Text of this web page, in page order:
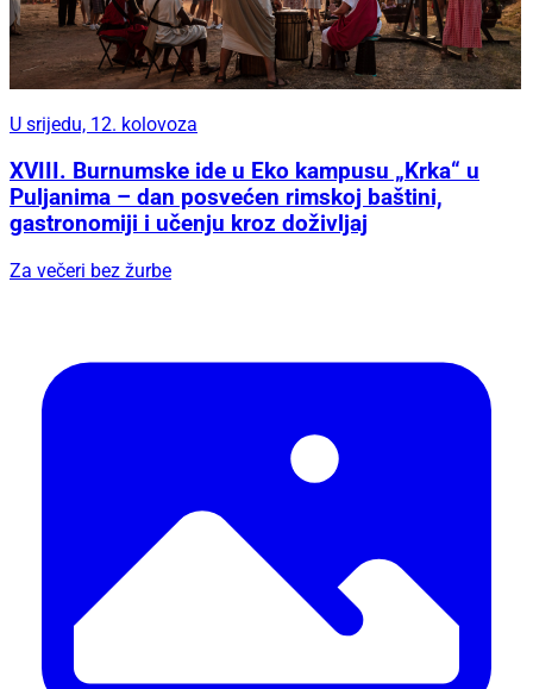
U srijedu, 12. kolovoza
XVIII. Burnumske ide u Eko kampusu „Krka“ u
Puljanima – dan posvećen rimskoj baštini,
gastronomiji i učenju kroz doživljaj
Za večeri bez žurbe